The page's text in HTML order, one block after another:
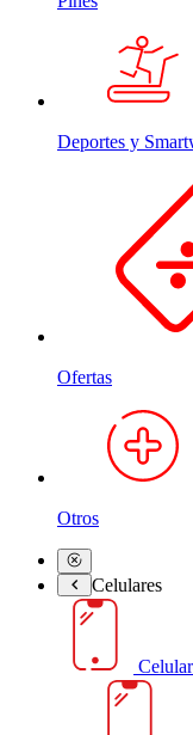
Deportes y
Ofertas
Otros
Celulares